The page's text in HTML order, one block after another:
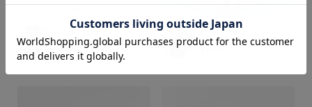
web store BINGOYA
170cm
shika
web store BINGOYA